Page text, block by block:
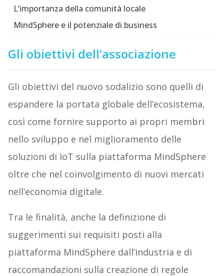
L’importanza della comunità locale
MindSphere e il potenziale di business
Gli obiettivi dell’associazione
Gli obiettivi del nuovo sodalizio sono quelli di
espandere la portata globale dell’ecosistema,
così come fornire supporto ai propri membri
nello sviluppo e nel miglioramento delle
soluzioni di IoT sulla piattaforma MindSphere
oltre che nel coinvolgimento di nuovi mercati
nell’economia digitale.
Tra le finalità, anche la definizione di
suggerimenti sui requisiti posti alla
piattaforma MindSphere dall’industria e di
raccomandazioni sulla creazione di regole